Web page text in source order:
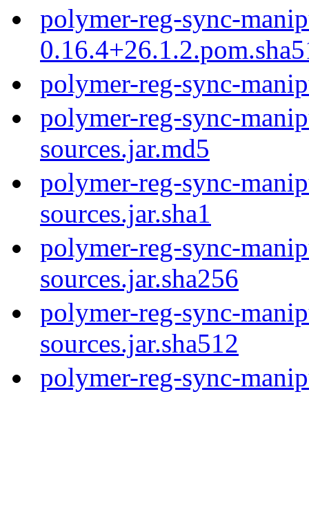
polymer-reg-sync-
polymer-reg-sync-
polymer-reg-sync-
sources.jar.md5
polymer-reg-sync-
sources.jar.sha1
polymer-reg-sync-
sources.jar.sha256
polymer-reg-sync-
sources.jar.sha512
polymer-reg-sync-